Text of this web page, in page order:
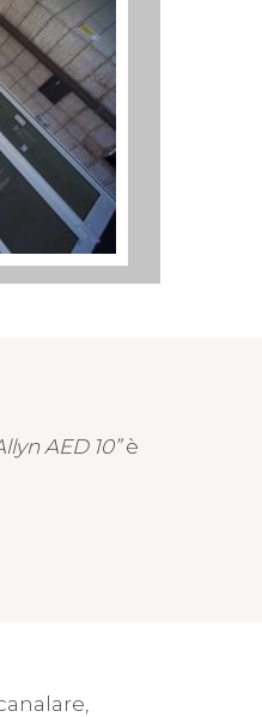
AED 10”è